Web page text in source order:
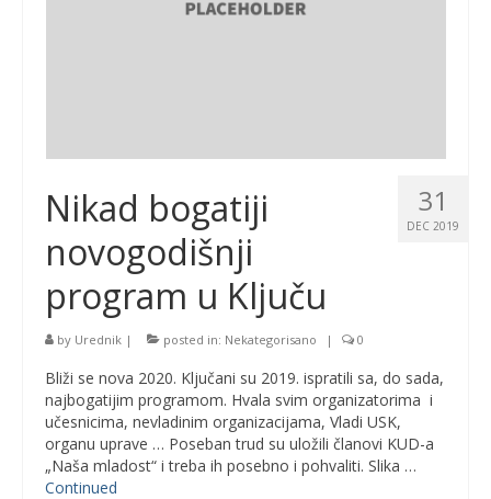
31
DEC 2019
Nikad bogatiji
novogodišnji
program u Ključu
by Urednik | posted in: Nekategorisano | 0
Bliži se nova 2020. Ključani su 2019. ispratili sa, do sada,
najbogatijim programom. Hvala svim organizatorima i
učesnicima, nevladinim organizacijama, Vladi USK,
organu uprave … Poseban trud su uložili članovi KUD-a
„Naša mladost“ i treba ih posebno i pohvaliti. Slika …
Continued